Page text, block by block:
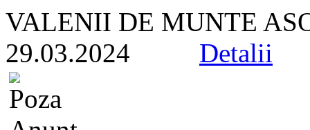
VALENII DE MUNTE
29.03.2024 Detalii